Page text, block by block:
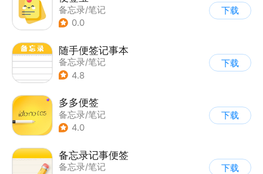
备忘录/笔记
0.0
下载
随手便签记事本
备忘录/笔记
4.8
下载
多多便签
备忘录/笔记
4.0
下载
备忘录记事便签
备忘录/笔记
下载